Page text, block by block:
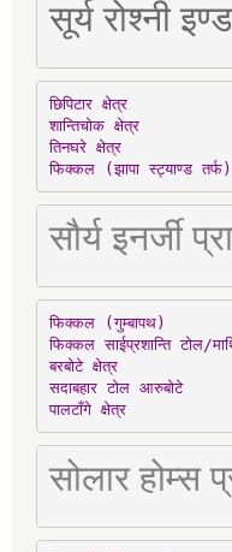
सूर्य रोश्नी
छिपिटार क्षेत्र
शान्तिचोक क्षेत्र
तिनघरे क्षेत्र
फिक्कल (झापा स्ट्याण्ड तर्फ)
सौर्य इनर्जी
फिक्कल (गुम्बापथ)
फिक्कल साईप्रशान्ति टोल/
बरबोटे क्षेत्र
सदाबहार टोल आरुबोटे
पालटाँगे क्षेत्र
सोलार होम्स